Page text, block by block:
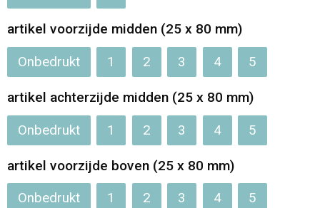
Opvouwbare tassen
Waterbestendige tassen
Bowlingtassen
Strandtassen
artikel voorzijde midden (25 x 80 mm)
Onbedrukt 1 2 3 4 5
artikel achterzijde midden (25 x 80 mm)
Onbedrukt 1 2 3 4 5
artikel voorzijde boven (25 x 80 mm)
Onbedrukt 1 2 3 4 5